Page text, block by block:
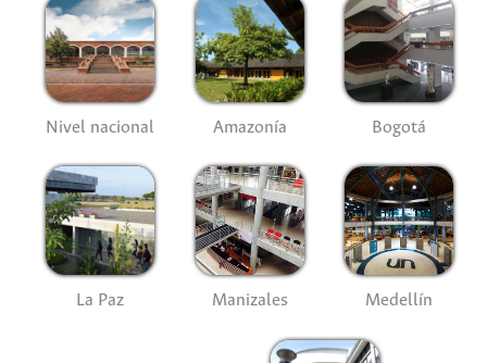
Nivel nacional Amazonía Bogotá
La Paz Manizales Medellín